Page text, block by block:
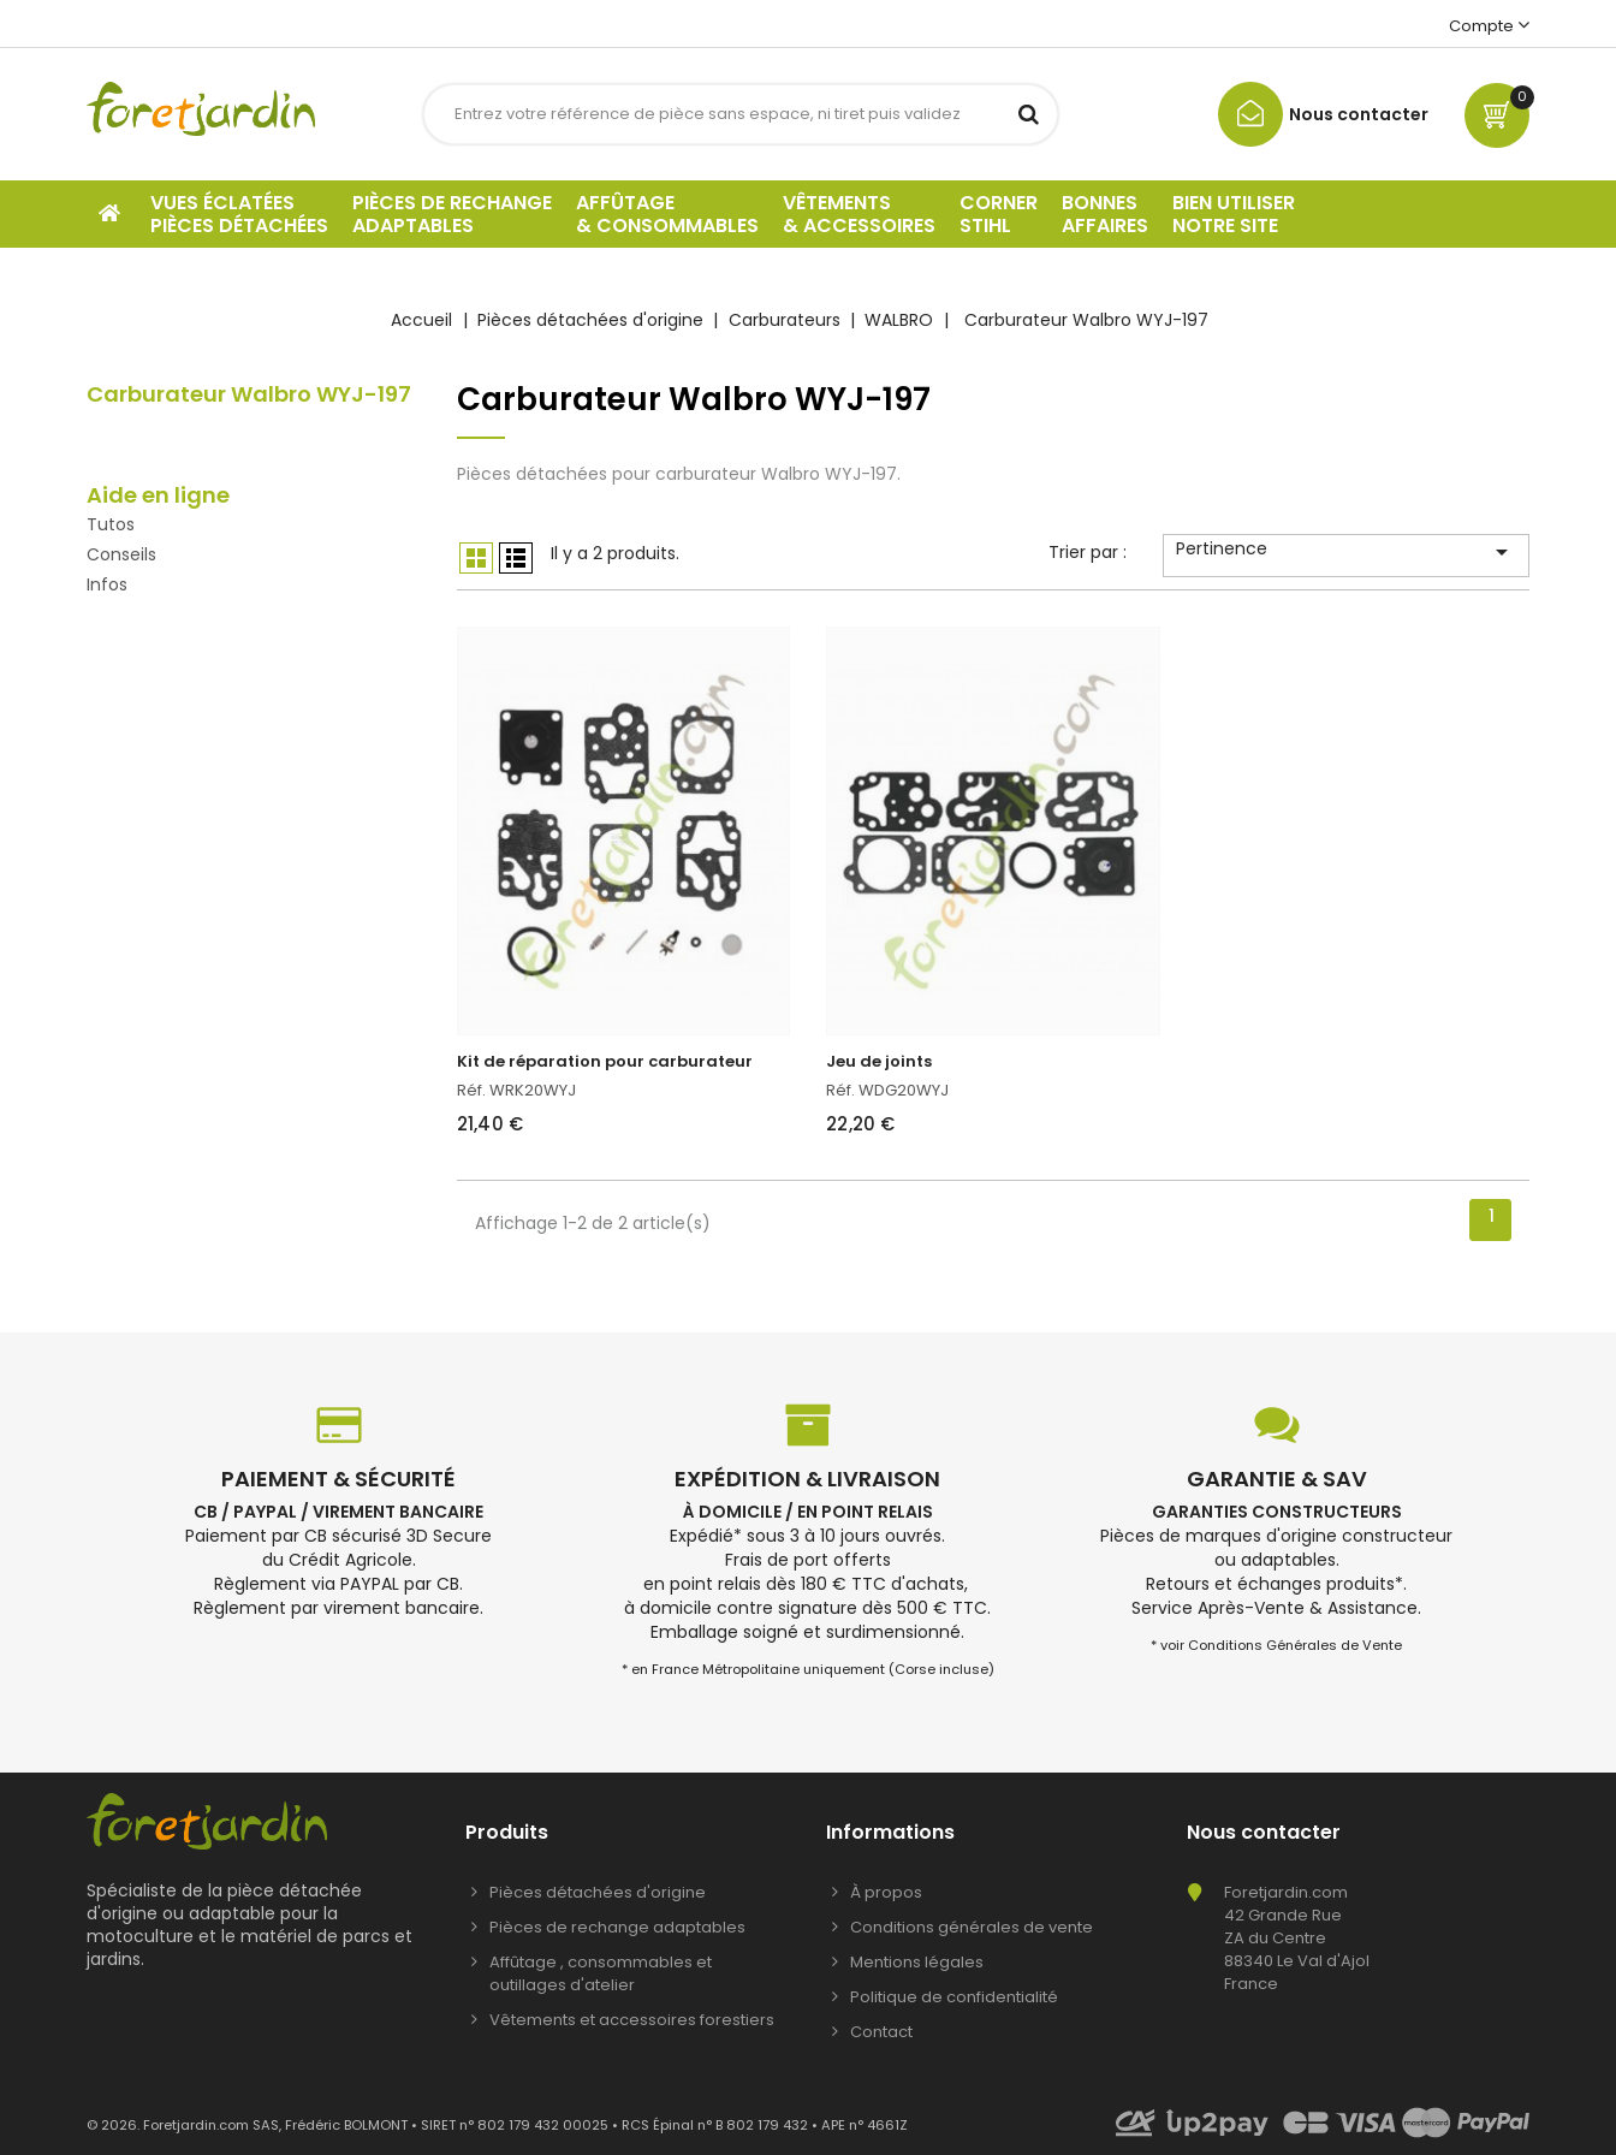
Compte
0
Nous contacter
VUES ÉCLATÉES
PIÈCES DÉTACHÉES
PIÈCES DE RECHANGE
ADAPTABLES
AFFÛTAGE
& CONSOMMABLES
VÊTEMENTS
& ACCESSOIRES
CORNER
STIHL
BONNES
AFFAIRES
BIEN UTILISER
NOTRE SITE
Accueil Pièces détachées d'origine Carburateurs WALBRO Carburateur Walbro WYJ-197
Carburateur Walbro WYJ-197
Aide en ligne
Tutos
Conseils
Infos
Carburateur Walbro WYJ-197
Pièces détachées pour carburateur Walbro WYJ-197.
Il y a 2 produits. Trier par : Pertinence 
Kit de réparation pour carburateur
Réf. WRK20WYJ
21,40 €
Jeu de joints
Réf. WDG20WYJ
22,20 €
Affichage 1-2 de 2 article(s) 1
PAIEMENT & SÉCURITÉ
CB / PAYPAL / VIREMENT BANCAIRE
Paiement par CB sécurisé 3D Secure
du Crédit Agricole.
Règlement via PAYPAL par CB.
Règlement par virement bancaire.
EXPÉDITION & LIVRAISON
À DOMICILE / EN POINT RELAIS
Expédié* sous 3 à 10 jours ouvrés.
Frais de port offerts
en point relais dès 180 € TTC d'achats,
à domicile contre signature dès 500 € TTC.
Emballage soigné et surdimensionné.
* en France Métropolitaine uniquement (Corse incluse)
GARANTIE & SAV
GARANTIES CONSTRUCTEURS
Pièces de marques d'origine constructeur
ou adaptables.
Retours et échanges produits*.
Service Après-Vente & Assistance.
* voir Conditions Générales de Vente
Spécialiste de la pièce détachée
d'origine ou adaptable pour la
motoculture et le matériel de parcs et
jardins.
Produits
Pièces détachées d'origine
Pièces de rechange adaptables
Affûtage , consommables et
outillages d'atelier
Vêtements et accessoires forestiers
Informations
À propos
Conditions générales de vente
Mentions légales
Politique de confidentialité
Contact
Nous contacter
Foretjardin.com
42 Grande Rue
ZA du Centre
88340 Le Val d'Ajol
France
© 2026. Foretjardin.com SAS, Frédéric BOLMONT • SIRET n° 802 179 432 00025 • RCS Épinal n° B 802 179 432 • APE n° 4661Z